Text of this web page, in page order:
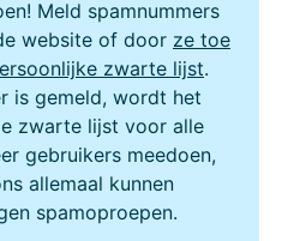
Meld spamnummers
website of door ze toe
zwarte lijst.
is gemeld, wordt het
zwarte lijst voor alle
gebruikers meedoen,
allemaal kunnen
spamoproepen.